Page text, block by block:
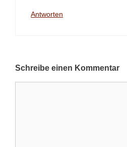
Antworten
Schreibe einen Kommentar